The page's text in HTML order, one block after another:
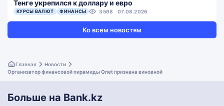
Тенге укрепился к доллару и евро
КУРСЫ ВАЛЮТ ФИНАНСЫ 3568 07.08.2026
Ко всем новостям
Главная
Новости
Организатор финансовой пирамиды Qnet признана виновной
Больше на Bank.kz